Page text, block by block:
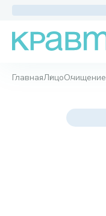
ГлавнаяЛицоОчищение